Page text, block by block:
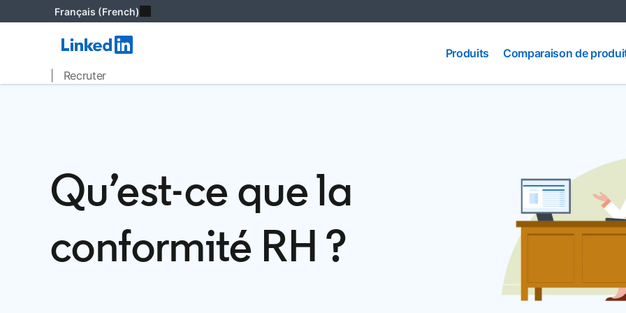
Français (French)
| Recruter
Produits
Produits
Comparaison
de produits
Comparaison de
Qu’est-ce que la
conformité RH ?